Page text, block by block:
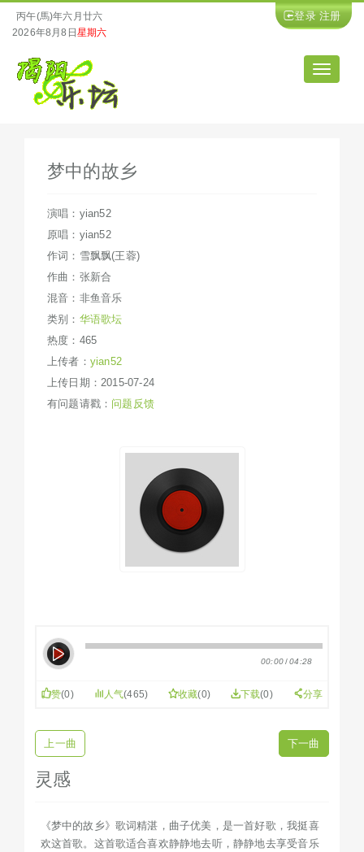
丙午(馬)年六月廿六
2026年8月8日星期六
登录 注册
导
航
梦中的故乡
演唱：yian52
原唱：yian52
作词：雪飘飘(王蓉)
作曲：张新合
混音：非鱼音乐
类别： 华语歌坛
热度：465
上传者： yian52
上传日期：2015-07-24
有问题请戳： 问题反馈
00:00/04:28
赞(0) 人气(465) 收藏(0) 下载(0) 分享
上一曲 下一曲
灵感
《梦中的故乡》歌词精湛，曲子优美，是一首好歌，我挺喜
欢这首歌。这首歌适合喜欢静静地去听，静静地去享受音乐